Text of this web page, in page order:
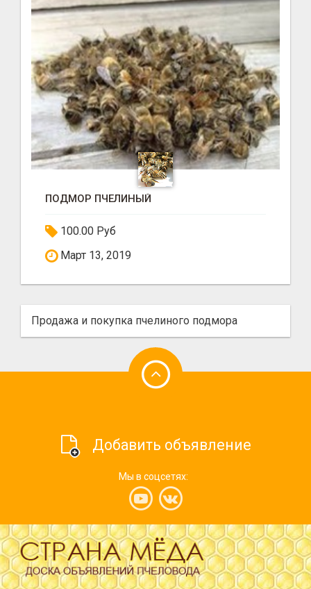
ПОДМОР ПЧЕЛИНЫЙ
100.00 Руб
Март 13, 2019
Продажа и покупка пчелиного подмора
Добавить объявление
Мы в соцсетях: